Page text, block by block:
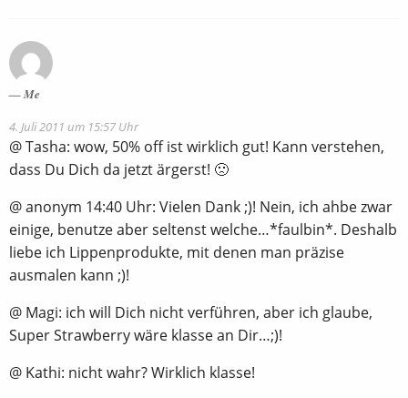
Me
4. Juli 2011 um 15:57 Uhr
@ Tasha: wow, 50% off ist wirklich gut! Kann verstehen,
dass Du Dich da jetzt ärgerst! 🙁
@ anonym 14:40 Uhr: Vielen Dank ;)! Nein, ich ahbe zwar
einige, benutze aber seltenst welche…*faulbin*. Deshalb
liebe ich Lippenprodukte, mit denen man präzise
ausmalen kann ;)!
@ Magi: ich will Dich nicht verführen, aber ich glaube,
Super Strawberry wäre klasse an Dir…;)!
@ Kathi: nicht wahr? Wirklich klasse!